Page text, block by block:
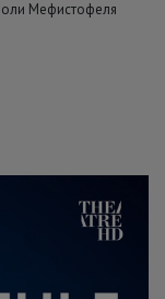
Мефистофеля